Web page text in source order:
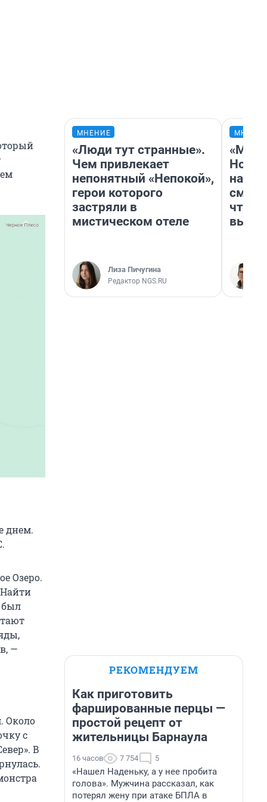
днем.
Озеро.
Найти
был
—
Около
с
В
МНЕНИЕ
«Люди тут странные».
Чем привлекает
непонятный «Непокой»,
герои которого
застряли в
мистическом отеле
Лиза Пичугина
Редактор NGS.RU
«Мы
РЕКОМЕНДУЕМ
Как приготовить
фаршированные перцы —
простой рецепт от
жительницы Барнаула
16 часов 7 754 5
«Нашел Наденьку, а у нее пробита
голова». Мужчина рассказал, как
потерял жену при атаке БПЛА в